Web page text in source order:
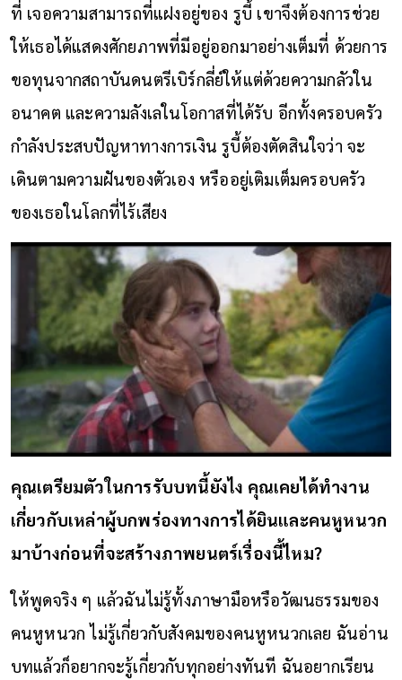
ที่ เจอความสามารถที่แฝงอยู่ของ รูบี้ เขาจึงต้องการช่วย
ให้เธอได้แสดงศักยภาพที่มีอยู่ออกมาอย่างเต็มที่ ด้วยการ
ขอทุนจากสถาบันดนตรีเบิร์กลี่ย์ให้แต่ด้วยความกลัวใน
อนาคต และความลังเลในโอกาสที่ได้รับ อีกทั้งครอบครัว
กำลังประสบปัญหาทางการเงิน รูบี้ต้องตัดสินใจว่า จะ
เดินตามความฝันของตัวเอง หรืออยู่เติมเต็มครอบครัว
ของเธอในโลกที่ไร้เสียง
คุณเตรียมตัวในการรับบทนี้ยังไง คุณเคยได้ทำงาน
เกี่ยวกับเหล่าผู้บกพร่องทางการได้ยินและคนหูหนวก
มาบ้างก่อนที่จะสร้างภาพยนตร์เรื่องนี้ไหม?
ให้พูดจริง ๆ แล้วฉันไม่รู้ทั้งภาษามือหรือวัฒนธรรมของ
คนหูหนวก ไม่รู้เกี่ยวกับสังคมของคนหูหนวกเลย ฉันอ่าน
บทแล้วก็อยากจะรู้เกี่ยวกับทุกอย่างทันที ฉันอยากเรียน